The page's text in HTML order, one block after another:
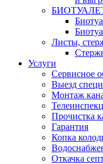
Листы,
Услуги
Сервисное
Выезд
Монтаж
Прочистка
Гарантия
Копка
Откачка